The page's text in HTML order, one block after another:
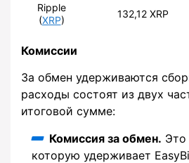
Ripple
(XRP)
132,12 XRP
Комиссии
За обмен удерживаются
расходы состоят из двух
итоговой сумме:
Комиссия за обмен. Это
которую удерживает